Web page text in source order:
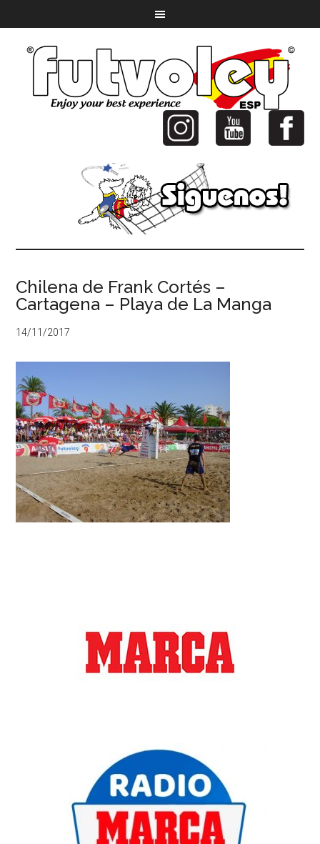
Chilena de Frank Cortés –
Cartagena – Playa de La Manga
14/11/2017